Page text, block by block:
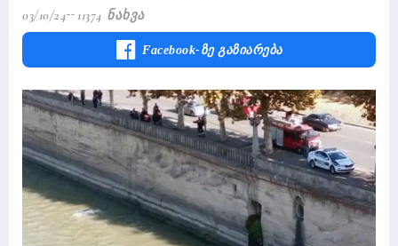
03/10/24 11374 Ნახვა
Facebook-Ზე Გაზიარება